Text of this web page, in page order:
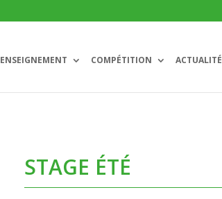
ENSEIGNEMENT COMPÉTITION ACTUALITÉ
STAGE ÉTÉ